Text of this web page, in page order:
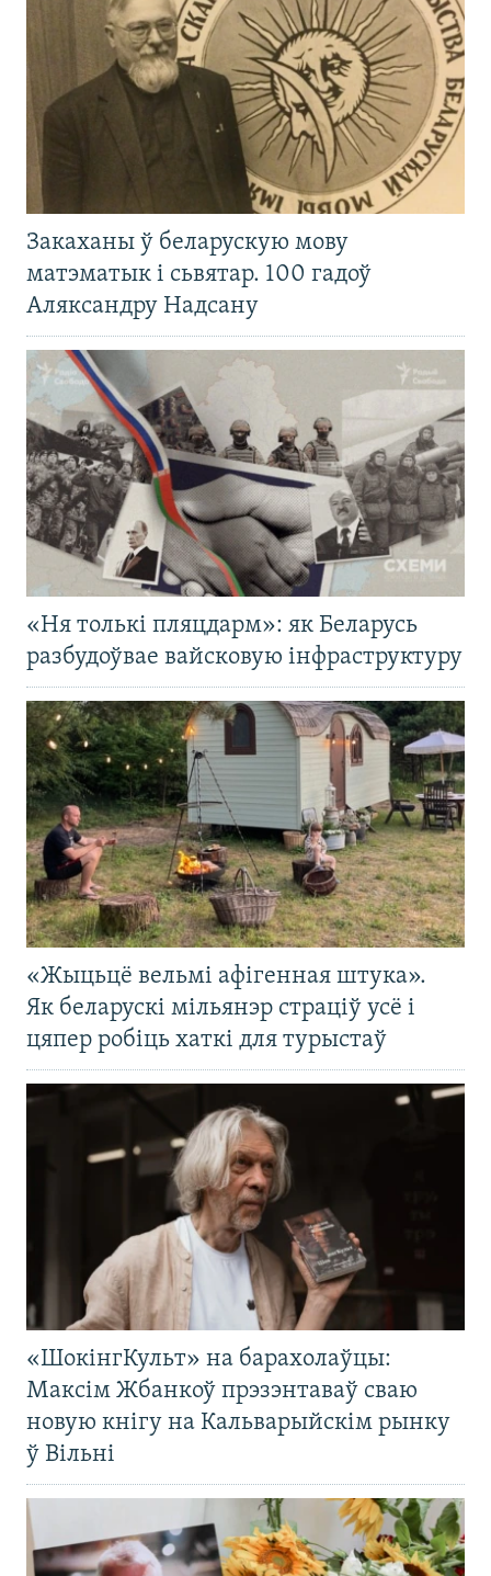
Закаханы ў беларускую мову
матэматык і сьвятар. 100 гадоў
Аляксандру Надсану
«Ня толькі пляцдарм»: як Беларусь
разбудоўвае вайсковую інфраструктуру
«Жыцьцё вельмі афігенная штука».
Як беларускі мільянэр страціў усё і
цяпер робіць хаткі для турыстаў
«ШокінгКульт» на барахолаўцы:
Максім Жбанкоў прэзэнтаваў сваю
новую кнігу на Кальварыйскім рынку
ў Вільні